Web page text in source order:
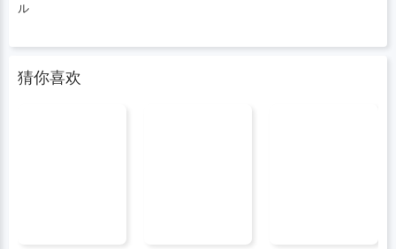
ル
猜你喜欢